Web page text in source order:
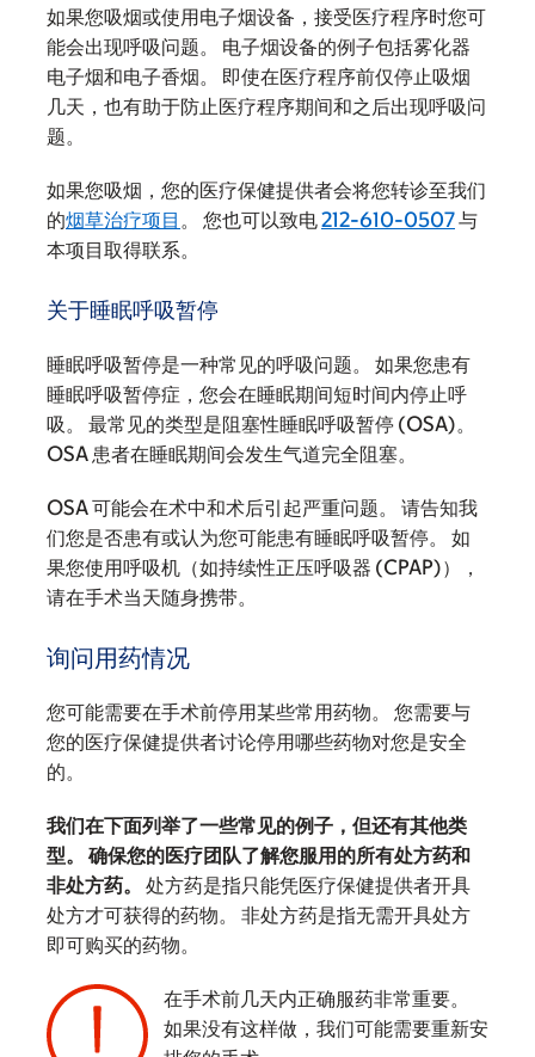
如果您吸烟或使用电子烟设备，接受医疗程序时您可
能会出现呼吸问题。 电子烟设备的例子包括雾化器
电子烟和电子香烟。 即使在医疗程序前仅停止吸烟
几天，也有助于防止医疗程序期间和之后出现呼吸问
题。
如果您吸烟，您的医疗保健提供者会将您转诊至我们
的烟草治疗项目 。 您也可以致电212-610-0507与
本项目取得联系。
关于睡眠呼吸暂停
睡眠呼吸暂停是一种常见的呼吸问题。 如果您患有
睡眠呼吸暂停症，您会在睡眠期间短时间内停止呼
吸。 最常见的类型是阻塞性睡眠呼吸暂停 (OSA)。
OSA 患者在睡眠期间会发生气道完全阻塞。
OSA 可能会在术中和术后引起严重问题。 请告知我
们您是否患有或认为您可能患有睡眠呼吸暂停。 如
果您使用呼吸机（如持续性正压呼吸器 (CPAP)），
请在手术当天随身携带。
询问用药情况
您可能需要在手术前停用某些常用药物。 您需要与
您的医疗保健提供者讨论停用哪些药物对您是安全
的。
我们在下面列举了一些常见的例子，但还有其他类
型。 确保您的医疗团队了解您服用的所有处方药和
非处方药。
处方药是指只能凭医疗保健提供者开具
处方才可获得的药物。 非处方药是指无需开具处方
即可购买的药物。
在手术前几天内正确服药非常重要。
如果没有这样做，我们可能需要重新安